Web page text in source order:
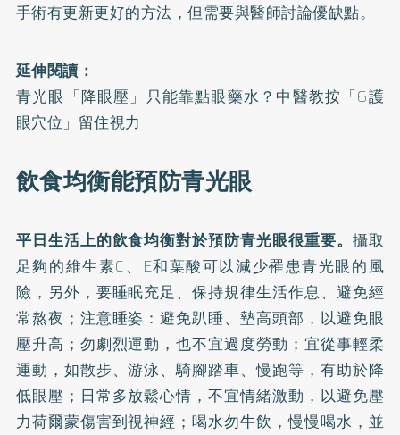
手術有更新更好的方法，但需要與醫師討論優缺點。
延伸閱讀：
青光眼「降眼壓」只能靠點眼藥水？中醫教按「6護
眼穴位」留住視力
飲食均衡能預防青光眼
平日生活上的飲食均衡對於預防青光眼很重要。 攝取
足夠的維生素C、E和葉酸可以減少罹患青光眼的風
險，另外，要睡眠充足、保持規律生活作息、避免經
常熬夜；注意睡姿：避免趴睡、墊高頭部，以避免眼
壓升高；勿劇烈運動，也不宜過度勞動；宜從事輕柔
運動，如散步、游泳、騎腳踏車、慢跑等，有助於降
低眼壓；日常多放鬆心情，不宜情緒激動，以避免壓
力荷爾蒙傷害到視神經；喝水勿牛飲，慢慢喝水，並